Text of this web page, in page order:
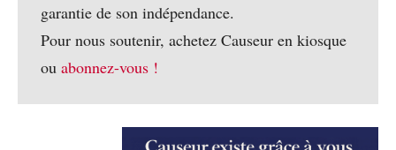
garantie de son indépendance.
Pour nous soutenir, achetez Causeur en kiosque
ou abonnez-vous !